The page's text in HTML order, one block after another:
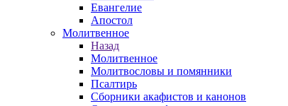
Евангелие
Апостол
Молитвенное
Назад
Молитвенное
Молитвословы и помянники
Псалтирь
Сборники акафистов и канонов